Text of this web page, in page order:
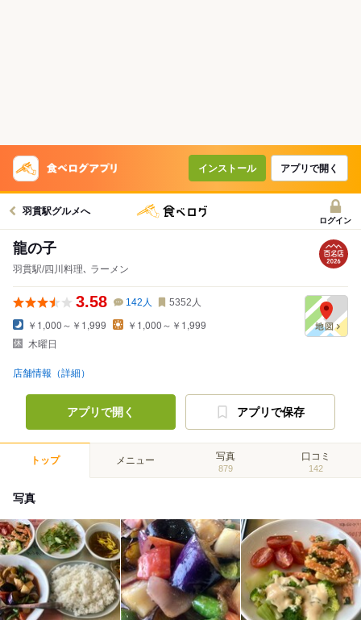
インストール アプリで開く
羽貫駅グルメへ
ログイン
龍の子
羽貫駅/四川料理､ ラーメン
3.58 142 人 5352 人
￥1,000～￥1,999
￥1,000～￥1,999
木曜日
店舗情報（詳細）
アプリで開く アプリで保存
トップ メニュー 写真
879
口コミ
142
写真